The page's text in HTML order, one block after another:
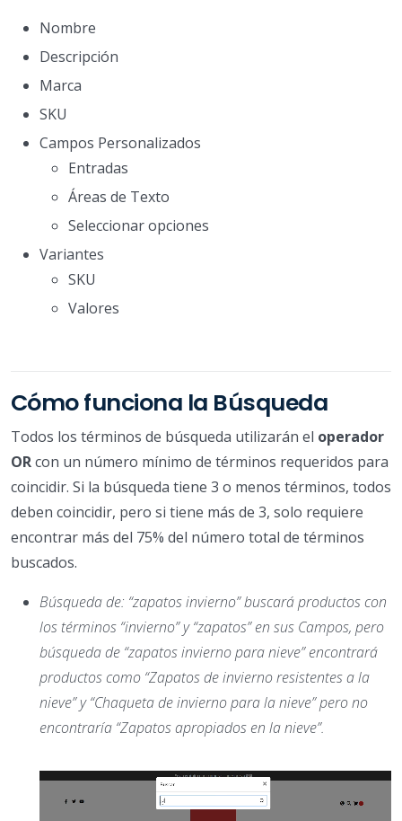
Nombre
Descripción
Marca
SKU
Campos Personalizados
Entradas
Áreas de Texto
Seleccionar opciones
Variantes
SKU
Valores
Cómo funciona la Búsqueda
Todos los términos de búsqueda utilizarán el operador
ORcon un número mínimo de términos requeridos para
coincidir. Si la búsqueda tiene 3 o menos términos, todos
deben coincidir, pero si tiene más de 3, solo requiere
encontrar más del 75% del número total de términos
buscados.
Búsqueda de: “zapatos invierno” buscará productos con
los términos “invierno” y “zapatos” en sus Campos, pero
búsqueda de “zapatos invierno para nieve” encontrará
productos como “Zapatos de invierno resistentes a la
nieve” y “Chaqueta de invierno para la nieve” pero no
encontraría “Zapatos apropiados en la nieve”.